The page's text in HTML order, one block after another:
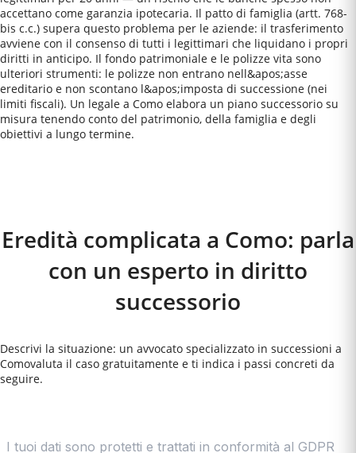
accettano come garanzia ipotecaria. Il patto di famiglia (artt. 768-
bis c.c.) supera questo problema per le aziende: il trasferimento
avviene con il consenso di tutti i legittimari che liquidano i propri
diritti in anticipo. Il fondo patrimoniale e le polizze vita sono
ulteriori strumenti: le polizze non entrano nell&apos;asse
ereditario e non scontano l&apos;imposta di successione (nei
limiti fiscali). Un legale a Como elabora un piano successorio su
misura tenendo conto del patrimonio, della famiglia e degli
obiettivi a lungo termine.
Eredità complicata a Como: parla
con un esperto in diritto
successorio
Descrivi la situazione: un avvocato specializzato in successioni a
Comovaluta il caso gratuitamente e ti indica i passi concreti da
seguire.